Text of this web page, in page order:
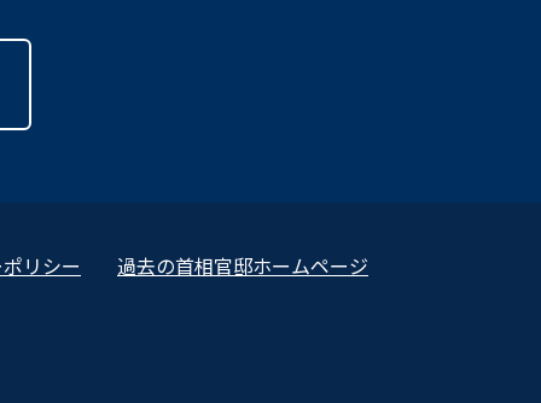
リシー
過去の首相官邸ホームページ